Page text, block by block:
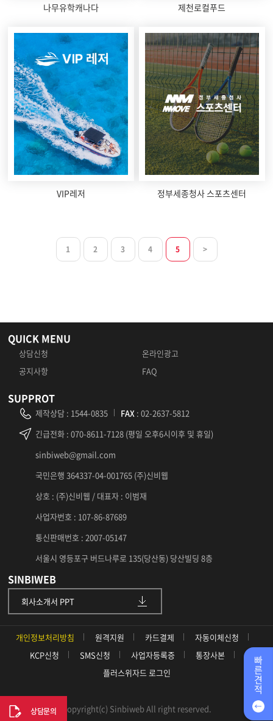
나무유학캐나다 제천로컬푸드
VIP레저 정부세종청사 스포츠센터
1 2 3 4 5 >
빠
른
견
적
상담문의
QUICK MENU
상담신청
온라인광고
공지사항
FAQ
SUPPROT
제작상담 : 1544-0835 FAX : 02-2637-5812
긴급전화 : 070-8611-7128 (평일 오후6시이후 및 휴일)
sinbiweb@gmail.com
국민은행 364337-04-001765 (주)신비웹
상호 : (주)신비웹 / 대표자 : 이범재
사업자번호 : 107-86-87689
통신판매번호 : 2007-05147
서울시 영등포구 버드나루로 135(당산동) 당산빌딩 8층
SINBIWEB
회사소개서 PPT
개인정보처리방침 원격지원 카드결제
자동이체신청
KCP신청
SMS신청 사업자등록증
통장사본
플러스위자드 로그인
Copyright(c) Sinbiweb All right reserved.